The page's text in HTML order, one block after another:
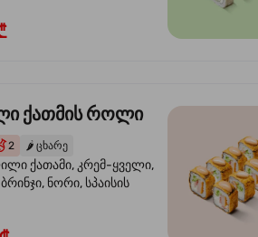
ქათმის როლი
2 🌶️ ცხარე
ქათამი, კრემ-ყველი,
ნორი, სპაისის